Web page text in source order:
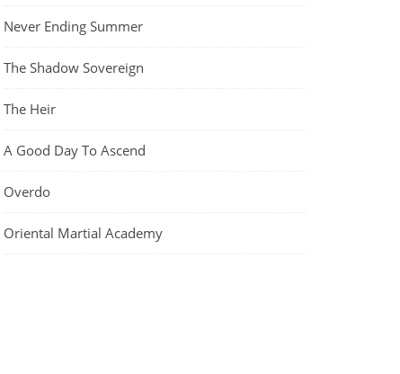
Never Ending Summer
The Shadow Sovereign
The Heir
A Good Day To Ascend
Overdo
Oriental Martial Academy